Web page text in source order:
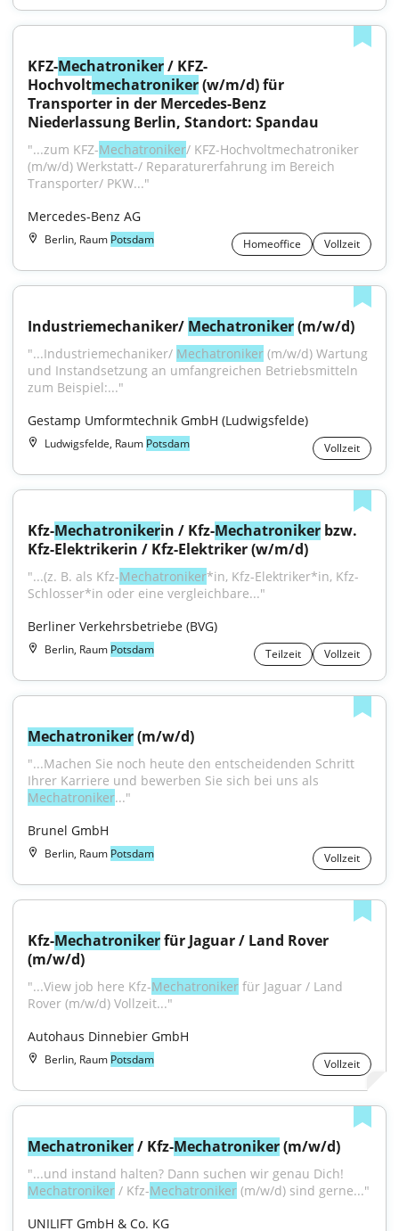
KFZ-Mechatroniker / KFZ-
Hochvoltmechatroniker (w/m/d) für
Transporter in der Mercedes-Benz
Niederlassung Berlin, Standort: Spandau
"...zum KFZ-Mechatroniker/ KFZ-Hochvoltmechatroniker
(m/w/d) Werkstatt-/ Reparaturerfahrung im Bereich
Transporter/ PKW..."
Mercedes-Benz AG
Berlin, Raum Potsdam Homeoffice Vollzeit
Industriemechaniker/ Mechatroniker (m/w/d)
"...Industriemechaniker/ Mechatroniker (m/w/d) Wartung
und Instandsetzung an umfangreichen Betriebsmitteln
zum Beispiel:..."
Gestamp Umformtechnik GmbH (Ludwigsfelde)
Ludwigsfelde, Raum Potsdam Vollzeit
Kfz-Mechatronikerin / Kfz-Mechatroniker bzw.
Kfz-Elektrikerin / Kfz-Elektriker (w/m/d)
"...(z. B. als Kfz-Mechatroniker*in, Kfz-Elektriker*in, Kfz-
Schlosser*in oder eine vergleichbare..."
Berliner Verkehrsbetriebe (BVG)
Berlin, Raum Potsdam Teilzeit Vollzeit
Mechatroniker (m/w/d)
"...Machen Sie noch heute den entscheidenden Schritt
Mechatroniker..."
Brunel GmbH
Berlin, Raum Potsdam Vollzeit
Kfz-Mechatroniker für Jaguar / Land Rover
(m/w/d)
"...View job here Kfz-Mechatroniker für Jaguar / Land
Rover (m/w/d) Vollzeit..."
Autohaus Dinnebier GmbH
Berlin, Raum Potsdam Vollzeit
Mechatroniker / Kfz-Mechatroniker (m/w/d)
Mechatroniker / Kfz-Mechatroniker (m/w/d) sind gerne..."
UNILIFT GmbH & Co. KG